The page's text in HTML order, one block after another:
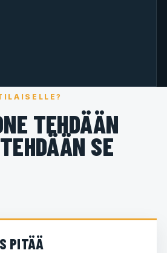
TEHDÄÄN
SE
PITÄÄ